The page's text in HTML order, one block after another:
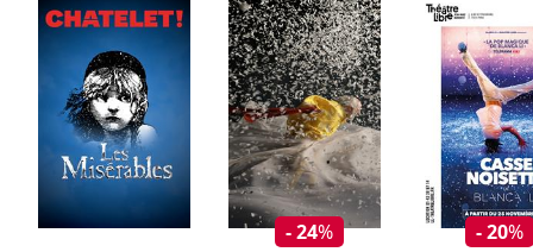
- 24% - 20%